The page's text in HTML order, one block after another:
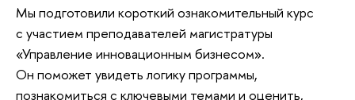
Мы подготовили короткий ознакомительный курс
с участием преподавателей магистратуры
«Управление инновационным бизнесом».
Он поможет увидеть логику программы,
познакомиться с ключевыми темами и оценить,